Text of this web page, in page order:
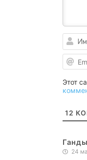
Этот
12
24